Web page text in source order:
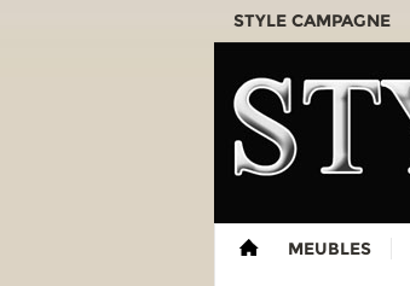
STYLE CAMPAGNE
MEUBLES